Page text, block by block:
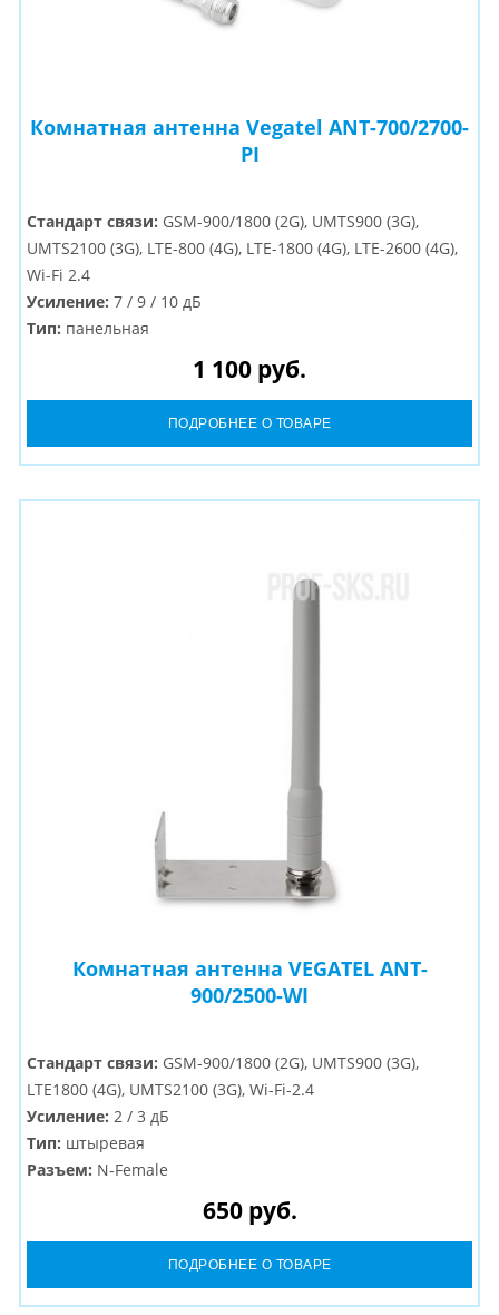
Комнатная антенна Vegatel ANT-700/2700-
PI
Стандарт связи: GSM-900/1800 (2G), UMTS900 (3G),
UMTS2100 (3G), LTE-800 (4G), LTE-1800 (4G), LTE-2600 (4G),
Wi-Fi 2.4
Усиление: 7 / 9 / 10 дБ
Тип: панельная
1 100 руб.
ПОДРОБНЕЕ О ТОВАРЕ
Комнатная антенна VEGATEL ANT-
900/2500-WI
Стандарт связи: GSM-900/1800 (2G), UMTS900 (3G),
LTE1800 (4G), UMTS2100 (3G), Wi-Fi-2.4
Усиление: 2 / 3 дБ
Тип: штыревая
Разъем: N-Female
650 руб.
ПОДРОБНЕЕ О ТОВАРЕ